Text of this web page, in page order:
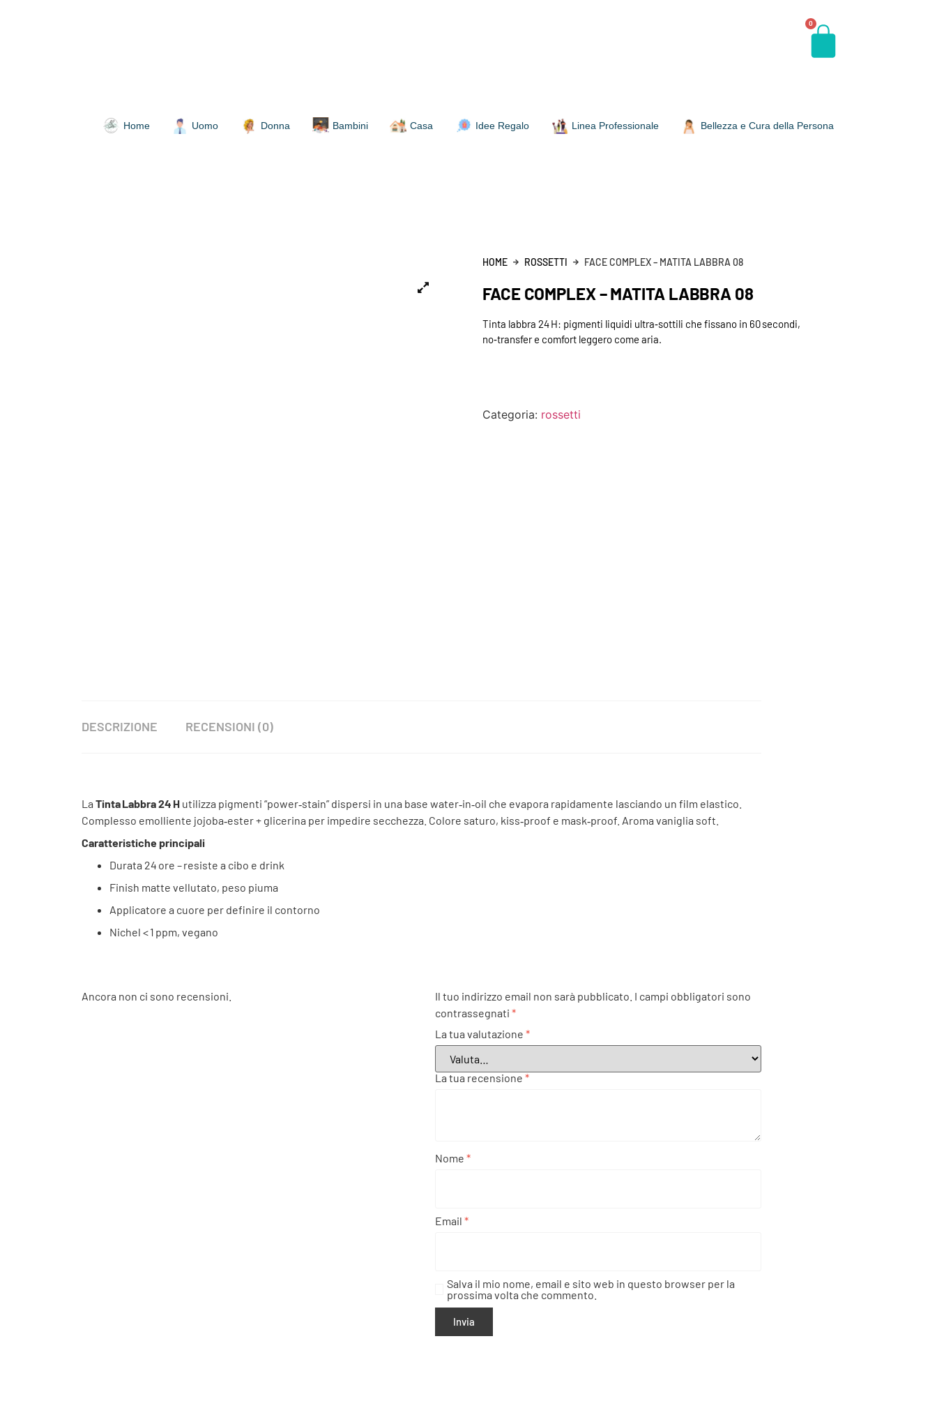
0
Home Uomo Donna Bambini Casa Idee Regalo Linea Professionale Bellezza e Cura della Persona
HOME ROSSETTI FACE COMPLEX – MATITA LABBRA 08
FACE COMPLEX – MATITA LABBRA 08
Tinta labbra 24 H: pigmenti liquidi ultra‑sottili che fissano in 60 secondi,
no‑transfer e comfort leggero come aria.
Categoria: rossetti
DESCRIZIONE RECENSIONI (0)
La Tinta Labbra 24 H utilizza pigmenti “power‑stain” dispersi in una base water‑in‑oil che evapora rapidamente lasciando un film elastico.
Complesso emolliente jojoba‑ester + glicerina per impedire secchezza. Colore saturo, kiss‑proof e mask‑proof. Aroma vaniglia soft.
Caratteristiche principali
Durata 24 ore – resiste a cibo e drink
Finish matte vellutato, peso piuma
Applicatore a cuore per definire il contorno
Nichel < 1 ppm, vegano
Ancora non ci sono recensioni. Il tuo indirizzo email non sarà pubblicato. I campi obbligatori sono
contrassegnati *
La tua valutazione *
La tua recensione *
Nome *
Email *
Salva il mio nome, email e sito web in questo browser per la
prossima volta che commento.